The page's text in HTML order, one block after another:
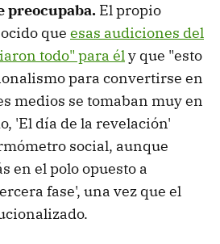
preocupaba. El propio
que esas audiciones del
todo" para ély que "esto
para convertirse en
medios se tomaban muy en
'El día de la revelación'
social, aunque
en el polo opuesto a
fase', una vez que el